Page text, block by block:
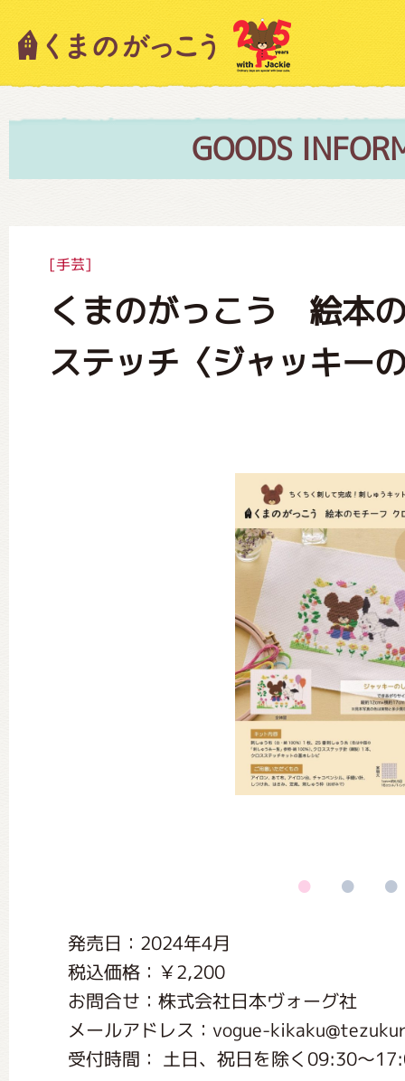
GOODS
[手芸]
くまのがっこう 絵本
ステッチ〈ジャッキー
発売日：2024年4月
税込価格：￥2,200
お問合せ：株式会社日本ヴォーグ社
メールアドレス：vogue-
受付時間： 土日、祝日を除く09:30～
キャラクター紹介
絵本・作家紹介
グッズインフォメーション
ミュージカル・コンサート
おたのしみコンテンツ(クイズ・
チア ジャッキーズ！
くまのがっこう 家庭科部